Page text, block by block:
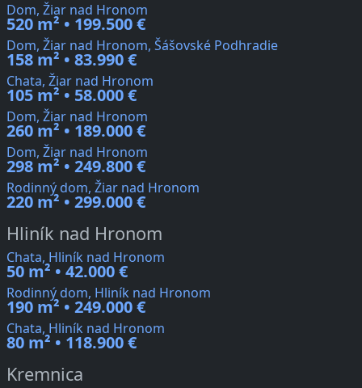
Dom, Žiar nad Hronom
520 m² • 199.500 €
Dom, Žiar nad Hronom, Šášovské Podhradie
158 m² • 83.990 €
Chata, Žiar nad Hronom
105 m² • 58.000 €
Dom, Žiar nad Hronom
260 m² • 189.000 €
Dom, Žiar nad Hronom
298 m² • 249.800 €
Rodinný dom, Žiar nad Hronom
220 m² • 299.000 €
Hliník nad Hronom
Chata, Hliník nad Hronom
50 m² • 42.000 €
Rodinný dom, Hliník nad Hronom
190 m² • 249.000 €
Chata, Hliník nad Hronom
80 m² • 118.900 €
Kremnica